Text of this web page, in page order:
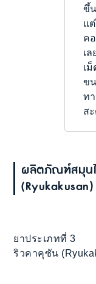
ขึ้
แ
ค
เ
เ
ข
ท
ส
ผลิตภัณฑ์สมุน
(Ryukakusan)
ยาประเภทที่ 3
ริวคาคุซัน